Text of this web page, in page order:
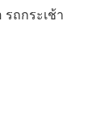
รถกระเช้า